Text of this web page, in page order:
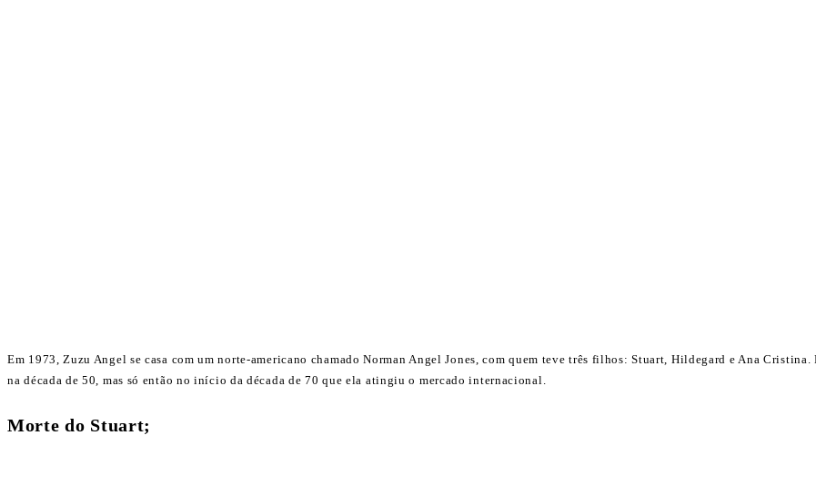
Em 1973, Zuzu Angel se casa com um norte-americano chamado Norman Angel Jones, com quem teve três filhos: Stuart, Hildegard e Ana
na década de 50, mas só então no início da década de 70 que ela atingiu o mercado internacional.
Morte do Stuart;